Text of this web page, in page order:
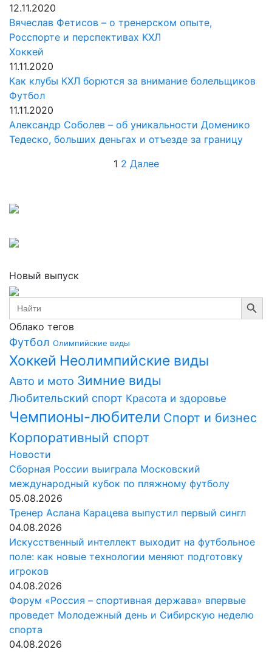
12.11.2020
Вячеслав Фетисов – о тренерском опыте,
Росспорте и перспективах КХЛ
Хоккей
11.11.2020
Как клубы КХЛ борются за внимание болельщиков
Футбол
11.11.2020
Александр Соболев – об уникальности Доменико
Тедеско, больших деньгах и отъезде за границу
Пагинация
1 2 Далее
Новый выпуск
Search
for:
Search Button
Облако тегов
Футбол Олимпийские виды
Хоккей Неолимпийские виды
Авто и мото Зимние виды
Любительский спорт Красота и здоровье
Чемпионы-любители Спорт и бизнес
Корпоративный спорт
Новости
Сборная России выиграла Московский
международный кубок по пляжному футболу
05.08.2026
Тренер Аслана Карацева выпустил первый сингл
04.08.2026
Искусственный интеллект выходит на футбольное
поле: как новые технологии меняют подготовку
игроков
04.08.2026
Форум «Россия – спортивная держава» впервые
проведет Молодежный день и Сибирскую неделю
спорта
04.08.2026